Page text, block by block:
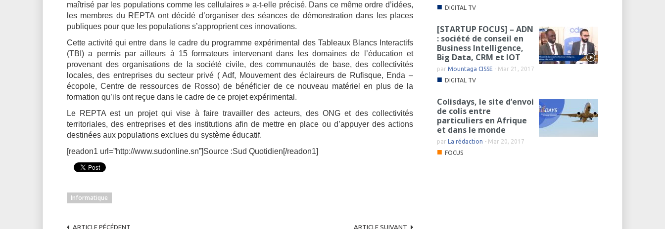
maîtrisé par les populations comme les cellulaires » a-t-elle précisé. Dans ce même ordre d’idées,
les membres du REPTA ont décidé d’organiser des séances de démonstration dans les places
publiques pour que les populations s’approprient ces innovations.
Cette activité qui entre dans le cadre du programme expérimental des Tableaux Blancs Interactifs
(TBI) a permis par ailleurs à 15 formateurs intervenant dans les domaines de l’éducation et
provenant des organisations de la société civile, des communautés de base, des collectivités
locales, des entreprises du secteur privé ( Adf, Mouvement des éclaireurs de Rufisque, Enda –
écopole, Centre de ressources de Rosso) de bénéficier de ce nouveau matériel en plus de la
formation qu’ils ont reçue dans le cadre de ce projet expérimental.
Le REPTA est un projet qui vise à faire travailler des acteurs, des ONG et des collectivités
territoriales, des entreprises et des institutions afin de mettre en place ou d’appuyer des actions
destinées aux populations exclues du système éducatif.
[readon1 url=”http://www.sudonline.sn”]Source :Sud Quotidien[/readon1]
Informatique
ARTICLE PÉCÉDENT ARTICLE SUIVANT
■ DIGITAL TV
[STARTUP FOCUS] – ADN
: société de conseil en
Business Intelligence,
Big Data, CRM et IOT
parMountaga CISSE - Mar 21, 2017
■ DIGITAL TV
Colisdays, le site d’envoi
de colis entre
particuliers en Afrique
et dans le monde
parLa rédaction - Mar 20, 2017
■ FOCUS